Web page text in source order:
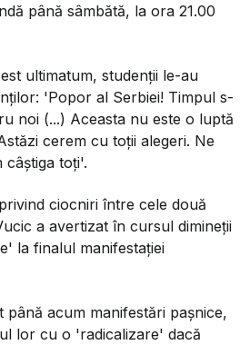
până sâmbătă, la ora 21.00
ultimatum, studenții le-au
'Popor al Serbiei! Timpul s-
noi (...) Aceasta nu este o luptă
cerem cu toții alegeri. Ne
câștiga toți'.
ciocniri între cele două
a avertizat în cursul dimineții
la finalul manifestației
până acum manifestări pașnice,
lor cu o 'radicalizare' dacă